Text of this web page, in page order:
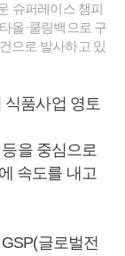
슈퍼레이스 챔피
올·쿨링백으로 구
으로 발사하고 있
품사업 영토
을 중심으로
속도를 내고
글로벌전